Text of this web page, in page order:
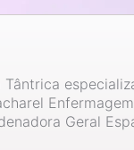
Geral